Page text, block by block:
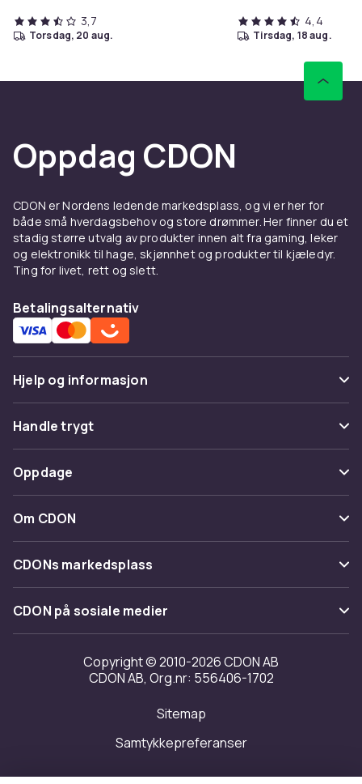
3,7
torsdag, 20 aug.
4,4
tirsdag, 18 aug.
Oppdag CDON
CDON er Nordens ledende markedsplass, og vi er her for
både små hverdagsbehov og store drømmer. Her finner du et
stadig større utvalg av produkter innen alt fra gaming, leker
og elektronikk til hage, skjønnhet og produkter til kjæledyr.
Ting for livet, rett og slett.
Betalingsalternativ
Hjelp og informasjon
Vanlige spørsmål
Spor pakke
Angre & returner her
Kontakt oss
Handle trygt
Betaling
Levering
Tilbakekallinger
Oppdage
Kategorier
Varemerker
Om CDON
Om oss
Kundeanmeldelser
Jobbe på CDON
Investor relations
Tilgjengelighet
CDONs markedsplass
Merchant Help Center
CDON på sosiale medier
Copyright © 2010-2026 CDON AB
CDON AB, Org.nr: 556406-1702
Sitemap
Samtykkepreferanser